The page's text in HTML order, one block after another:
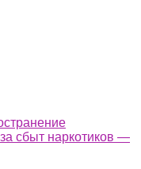
сбыт наркотиков —